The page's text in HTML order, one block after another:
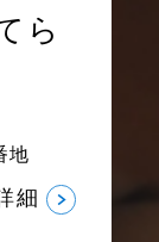
ら
地
細